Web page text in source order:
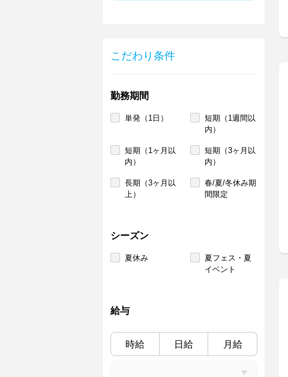
こだわり条件
勤務期間
単発（1日）
短期（1週間以
内）
短期（1ヶ月以
内）
短期（3ヶ月以
内）
長期（3ヶ月以
上）
春/夏/冬休み期
間限定
シーズン
夏休み
夏フェス・夏
イベント
給与
時給 日給 月給